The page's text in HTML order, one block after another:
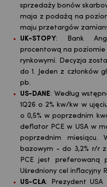
sprzedaży bonów
maja z podażą na
maju przetargów
UK-STOPY: Bank
procentową na poziomie
rynkowymi. Decyzja
do 1. Jeden z członków
pb.
US-DANE: Według
1Q26 o 2% kw/kw w
o 0,5% w poprzednim
deflator PCE w USA w
poprzednim miesiącu.
bazowym - do 3,2% r/r
PCE jest preferowaną
Uśredniony cel inflacyjny
US-CŁA: Prezydent USA